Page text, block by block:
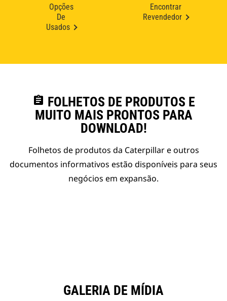
Opções
De
Usados
Encontrar
Revendedor
assignment FOLHETOS DE PRODUTOS E
MUITO MAIS PRONTOS PARA
DOWNLOAD!
Folhetos de produtos da Caterpillar e outros
documentos informativos estão disponíveis para seus
negócios em expansão.
GALERIA DE MÍDIA